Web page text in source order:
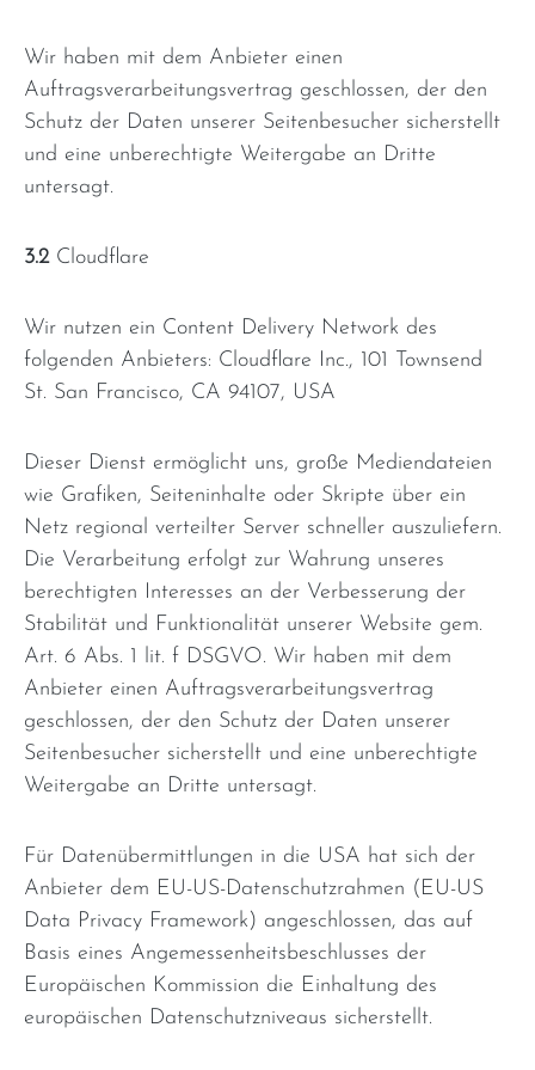
Wir haben mit dem Anbieter einen
Auftragsverarbeitungsvertrag geschlossen, der den
Schutz der Daten unserer Seitenbesucher sicherstellt
und eine unberechtigte Weitergabe an Dritte
untersagt.
3.2Cloudflare
Wir nutzen ein Content Delivery Network des
folgenden Anbieters: Cloudflare Inc., 101 Townsend
St. San Francisco, CA 94107, USA
Dieser Dienst ermöglicht uns, große Mediendateien
wie Grafiken, Seiteninhalte oder Skripte über ein
Netz regional verteilter Server schneller auszuliefern.
Die Verarbeitung erfolgt zur Wahrung unseres
berechtigten Interesses an der Verbesserung der
Stabilität und Funktionalität unserer Website gem.
Art. 6 Abs. 1 lit. f DSGVO. Wir haben mit dem
Anbieter einen Auftragsverarbeitungsvertrag
geschlossen, der den Schutz der Daten unserer
Seitenbesucher sicherstellt und eine unberechtigte
Weitergabe an Dritte untersagt.
Für Datenübermittlungen in die USA hat sich der
Anbieter dem EU-US-Datenschutzrahmen (EU-US
Data Privacy Framework) angeschlossen, das auf
Basis eines Angemessenheitsbeschlusses der
Europäischen Kommission die Einhaltung des
europäischen Datenschutzniveaus sicherstellt.